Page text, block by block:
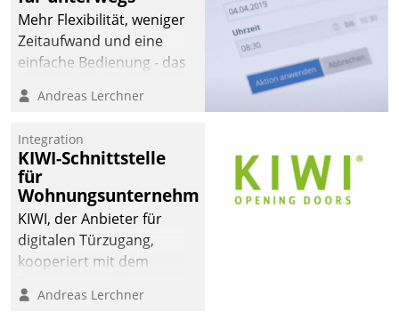
Mehr Flexibilität, weniger
Zeitaufwand und eine
einfache Bedienung - das
Cockpit für mobile
Datatrain. Die meravis
Wohnungsbau- und
Immobilien GmbH hat
sich dabei für den Betrieb
der Lösung über die SAP
Cloud Platform
Unternehmen am
Andreas Lerchner
Integration
KIWI-Schnittstelle
für
Wohnungsunternehmen
KIWI, der Anbieter für
digitalen Türzugang,
kooperiert mit dem
Softwareentwicklungshaus
Andreas Lerchner